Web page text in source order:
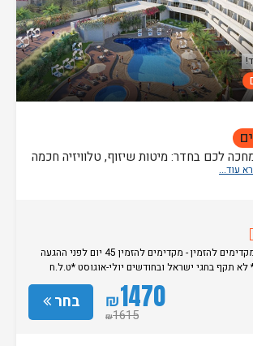
לכם בחדר: מיטות שיזוף, טלוויזיה חכמה
מבצע מיוחד למקדימים להזמין - מקדימים להזמין 45 יום לפני ההגעה
הנחה של 15% * לא תקף בחגי ישראל ובחודשים יולי-אוגוסט *ט.ל.ח
בחר ₪1470
₪1615